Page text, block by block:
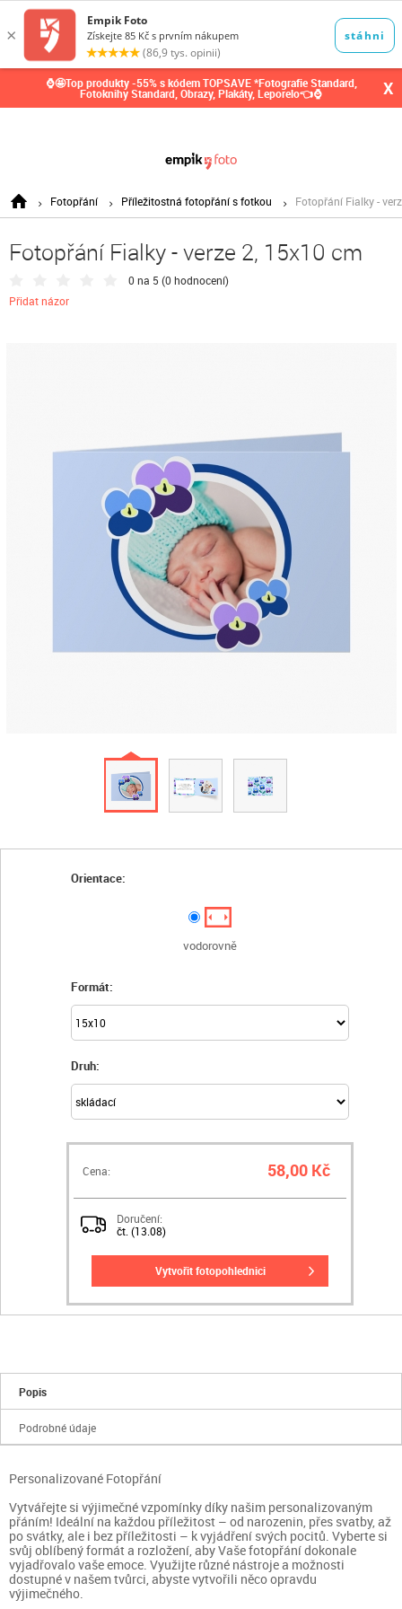
⌚🤩Top produkty -55% s kódem TOPSAVE *Fotografie Standard,
Fotoknihy Standard, Obrazy, Plakáty, Leporelo👈⌚ X
Fotopřání Příležitostná fotopřání s fotkou Fotopřání Fialky -
Fotopřání Fialky - verze 2, 15x10 cm
0 na 5 (0 hodnocení)
Přidat názor
Orientace:
vodorovně
Formát:
Druh:
Cena: 58,00 Kč
Doručení:
čt. (13.08)
vytvořit fotopohlednici
Popis
Podrobné údaje
Personalizované Fotopřání
Vytvářejte si výjimečné vzpomínky díky našim personalizovaným
přáním! Ideální na každou příležitost – od narozenin, přes svatby, až
po svátky, ale i bez příležitosti – k vyjádření svých pocitů. Vyberte si
svůj oblíbený formát a rozložení, aby Vaše fotopřání dokonale
vyjadřovalo vaše emoce. Využijte různé nástroje a možnosti
dostupné v našem tvůrci, abyste vytvořili něco opravdu
výjimečného.